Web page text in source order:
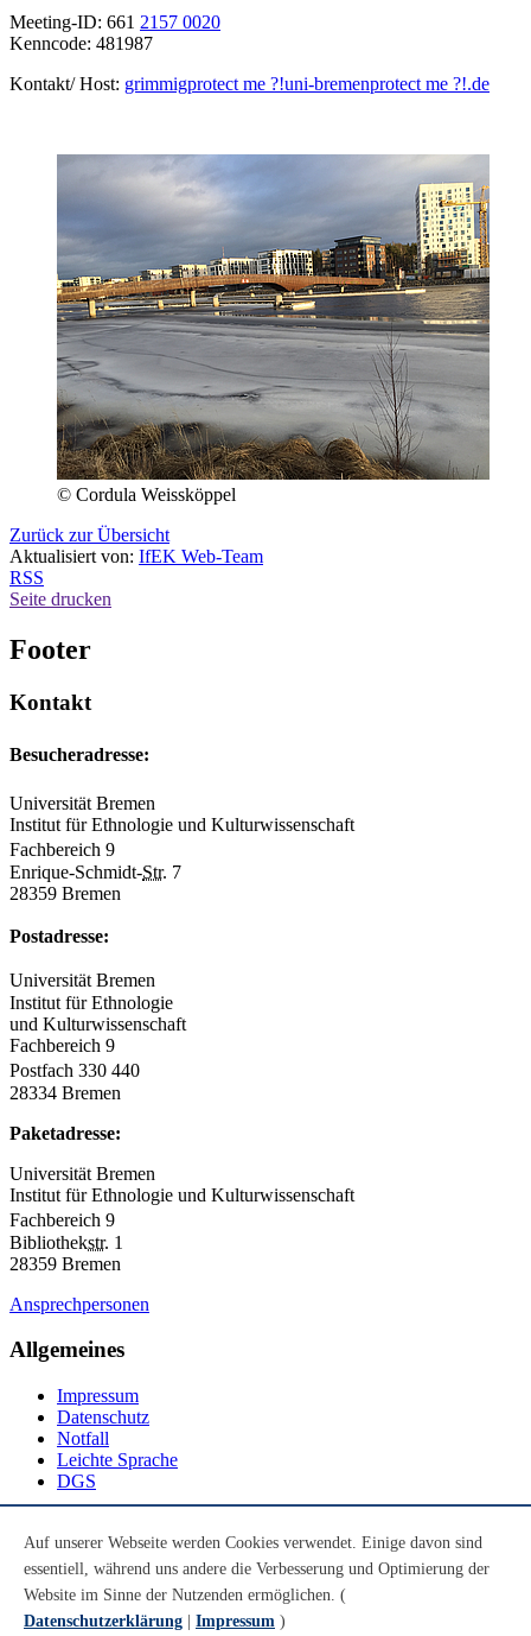
Meeting-ID: 661 2157 0020
Kenncode: 481987
Kontakt/ Host: grimmigprotect me ?!uni-bremenprotect me ?!.de
© Cordula Weissköppel
Zurück zur Übersicht
Aktualisiert von: IfEK Web-Team
RSS
Seite drucken
Footer
Kontakt
Besucheradresse:
Universität Bremen
Institut für Ethnologie und Kulturwissenschaft
Fachbereich 9
Enrique-Schmidt-Str. 7
28359 Bremen
Postadresse:
Universität Bremen
Institut für Ethnologie
und Kulturwissenschaft
Fachbereich 9
Postfach 330 440
28334 Bremen
Paketadresse:
Universität Bremen
Institut für Ethnologie und Kulturwissenschaft
Fachbereich 9
Bibliothekstr. 1
28359 Bremen
Ansprechpersonen
Allgemeines
Impressum
Datenschutz
Notfall
Leichte Sprache
DGS
Youtube
Instagram
LinkedIn
Auf unserer Webseite werden Cookies verwendet. Einige davon sind
essentiell, während uns andere die Verbesserung und Optimierung der
Website im Sinne der Nutzenden ermöglichen. (
Datenschutzerklärung
Impressum )